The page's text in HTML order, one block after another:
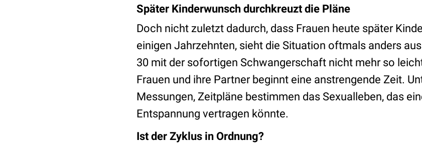
Später Kinderwunsch durchkreuzt die Pläne
Doch nicht zuletzt dadurch, dass Frauen heute später
einigen Jahrzehnten, sieht die Situation oftmals anders
30 mit der sofortigen Schwangerschaft nicht mehr so
Frauen und ihre Partner beginnt eine anstrengende Zeit.
Messungen, Zeitpläne bestimmen das Sexualleben, das
Entspannung vertragen könnte.
Ist der Zyklus in Ordnung?